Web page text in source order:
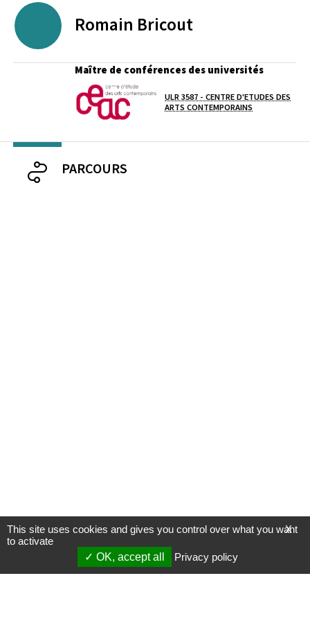
Romain Bricout
Maître de conférences des universités
Laboratoire / équipe
ULR 3587 - CENTRE D'ETUDES DES
ARTS CONTEMPORAINS
PARCOURS
X
This site uses cookies and gives you control over what you want
to activate
OK, accept all
Privacy policy